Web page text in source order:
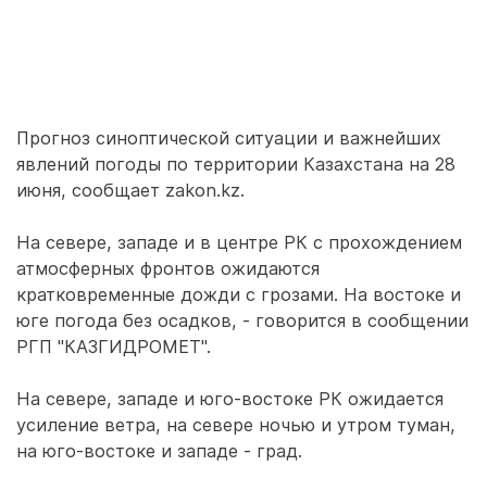
Прогноз синоптической ситуации и важнейших
явлений погоды по территории Казахстана на 28
июня, сообщает zakon.kz.
На севере, западе и в центре РК с прохождением
атмосферных фронтов ожидаются
кратковременные дожди с грозами. На востоке и
юге погода без осадков, - говорится в сообщении
РГП "КАЗГИДРОМЕТ".
На севере, западе и юго-востоке РК ожидается
усиление ветра, на севере ночью и утром туман,
на юго-востоке и западе - град.